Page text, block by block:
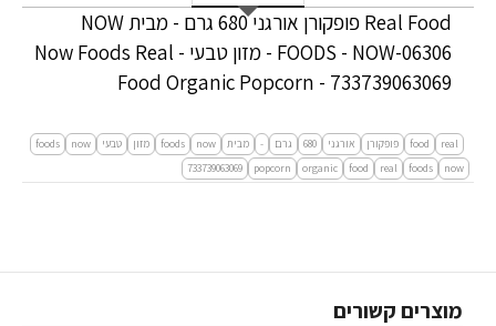
Real Food פופקורן אורגני 680 גרם - מבית NOW
FOODS - NOW-06306 - מזון טבעי - Now Foods Real
Food Organic Popcorn - 733739063069
real
food פופקורן אורגני 680 גרם - מבית now
foods מזון טבעי now
foods
now
foods
real
food
organic
popcorn
733739063069
מוצרים קשורים